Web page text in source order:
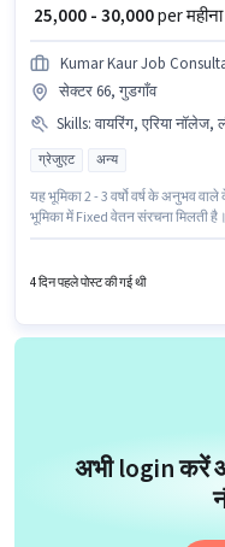
₹ 25,000 - 30,000per महीना
Kumar Kaur Job
सेक्टर 66, गुडगाँव
Skills: वायरिंग, एरिया
ग्रेजुएट अन्य
यह भूमिका 2 - 3 वर्षो वर्ष के अनुभव
भूमिका में Fixed वेतन संरचना मिलती
Kumar&kaur Job Consultancy
सेल्स एग्जीक्यूटिव पद के लिए सक्रिय
4 दिन पहले पोस्ट की गई थी
अभी login करें